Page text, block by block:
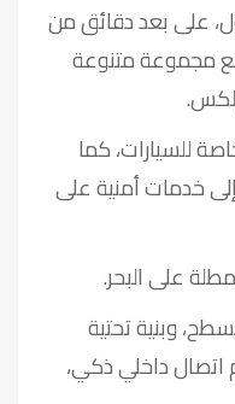
على بعد دقائق من
مجموعة متنوعة
للسيارات، كما
خدمات أمنية على
على البحر.
وبنية تحتية
اتصال داخلي ذكي،